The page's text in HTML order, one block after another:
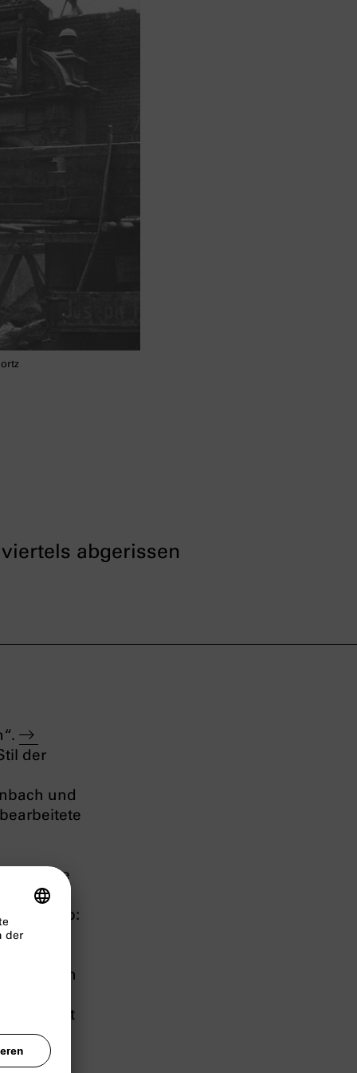
abgerissen
der
und
musste
in den
Palais ab:
einem
ganze
(zit. nach
dem